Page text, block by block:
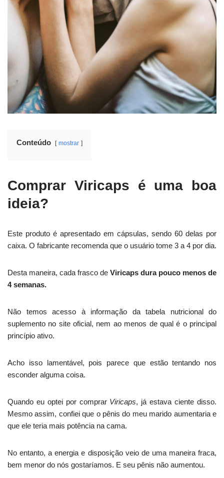
Conteúdo mostrar
Comprar Viricaps é uma boa
ideia?
Este produto é apresentado em cápsulas, sendo 60 delas por
caixa. O fabricante recomenda que o usuário tome 3 a 4 por dia.
Desta maneira, cada frasco de Viricaps dura pouco menos de
4 semanas.
Não temos acesso à informação da tabela nutricional do
suplemento no site oficial, nem ao menos de qual é o principal
princípio ativo.
Acho isso lamentável, pois parece que estão tentando nos
esconder alguma coisa.
Quando eu optei por comprar Viricaps, já estava ciente disso.
Mesmo assim, confiei que o pênis do meu marido aumentaria e
que ele teria mais potência na cama.
No entanto, a energia e disposição veio de uma maneira fraca,
bem menor do nós gostaríamos. E seu pênis não aumentou.